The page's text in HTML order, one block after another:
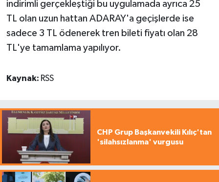
indirimli gerçekleştiği bu uygulamada ayrıca 25
TL olan uzun hattan ADARAY'a geçişlerde ise
sadece 3 TL ödenerek tren bileti fiyatı olan 28
TL'ye tamamlama yapılıyor.
Kaynak: RSS
CHP Grup Başkanvekili Kılıç'tan
'silahsızlanma' vurgusu